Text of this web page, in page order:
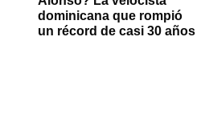
dominicana que rompió
un récord de casi 30 años